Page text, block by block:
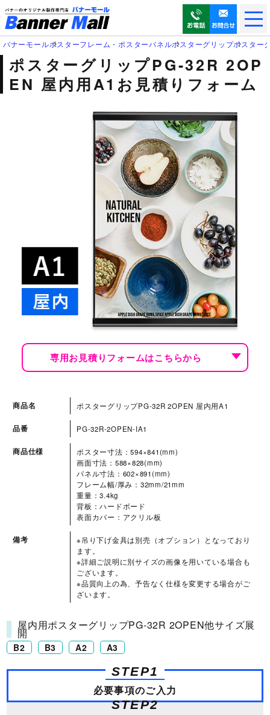
メ
ニ
ュ
を
開
く
バナーモールポスターフレーム・ポスターパネルポスターグリップポスター
ポスターグリップPG-32R 2OP
EN 屋内用A1お見積りフォーム
専用お見積りフォームはこちらから
商品名 ポスターグリップPG-32R 2OPEN 屋内用A1
品番 PG-32R-2OPEN-IA1
商品仕様
ポスター寸法：594×841(mm)
画面寸法：588×828(mm)
パネル寸法：602×891(mm)
フレーム幅/厚み：32mm/21mm
重量：3.4kg
背板：ハードボード
表面カバー：アクリル板
備考
※吊り下げ金具は別売（オプション）となっており
ます。
※詳細ご説明に別サイズの画像を用いている場合も
ございます。
※品質向上の為、予告なく仕様を変更する場合がご
ざいます。
屋内用ポスターグリップPG-32R 2OPEN他サイズ展
開
B2 B3 A2 A3
STEP1
必要事項のご入力
STEP2